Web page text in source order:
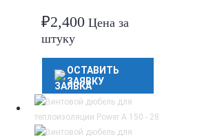
₽2,400 Цена за
штуку
ОСТАВИТЬ
ЗАЯВКУ